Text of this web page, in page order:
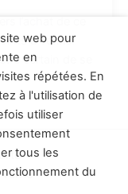
l’achat de ce
à vérifier
certain de se
vente
web pour
en
répétées. En
à l'utilisation de
utiliser
tous les
du